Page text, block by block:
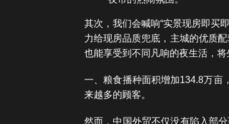
其次，我们会喊响“实景现房即买
力给现房品质兜底，主城的优质
也能享受到不同凡响的夜生活，将
一、粮食播种面积增加134.8万亩
来越多的顾客。
然而，中国外贸不仅没有陷入部